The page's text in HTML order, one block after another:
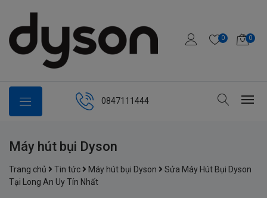
0 0
0847111444
Máy hút bụi Dyson
Trang chủ Tin tức Máy hút bụi Dyson
Sửa Máy Hút Bụi Dyson
Tại Long An Uy Tín Nhất